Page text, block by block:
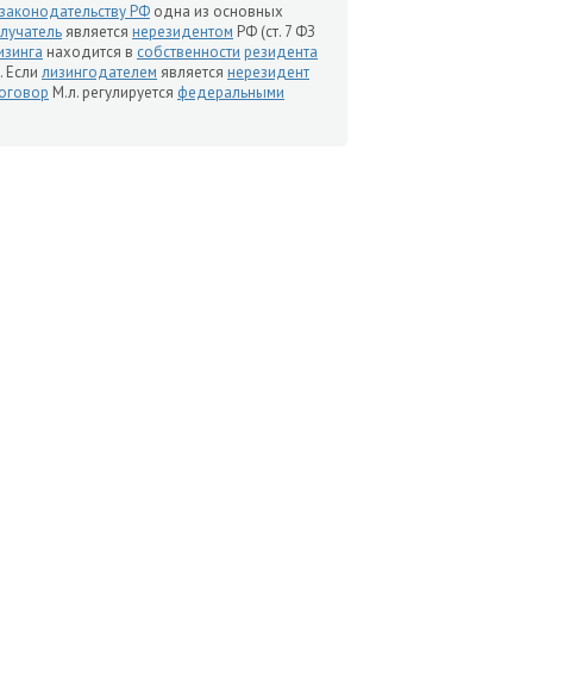
РФ одна из основных
является нерезидентом РФ (ст. 7 ФЗ
находится в собственности резидента
Если лизингодателем является нерезидент
М.л. регулируется федеральными